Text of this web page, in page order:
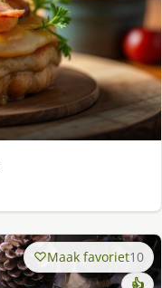
Maak favoriet10
👍